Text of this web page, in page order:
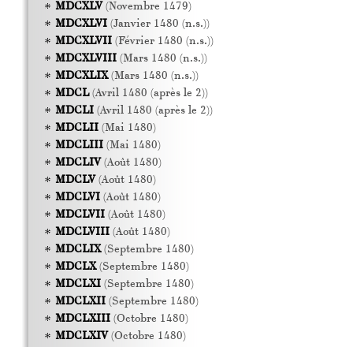
MDCXLV(Novembre 1479)
MDCXLVI(Janvier 1480 (n.s.))
MDCXLVII(Février 1480 (n.s.))
MDCXLVIII(Mars 1480 (n.s.))
MDCXLIX(Mars 1480 (n.s.))
MDCL(Avril 1480 (après le 2))
MDCLI(Avril 1480 (après le 2))
MDCLII(Mai 1480)
MDCLIII(Mai 1480)
MDCLIV(Août 1480)
MDCLV(Août 1480)
MDCLVI(Août 1480)
MDCLVII(Août 1480)
MDCLVIII(Août 1480)
MDCLIX(Septembre 1480)
MDCLX(Septembre 1480)
MDCLXI(Septembre 1480)
MDCLXII(Septembre 1480)
MDCLXIII(Octobre 1480)
MDCLXIV(Octobre 1480)